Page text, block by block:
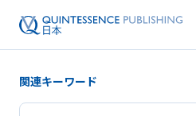
関連キーワード